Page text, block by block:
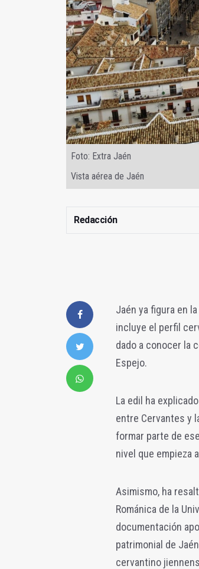
Foto: Extra Jaén
Vista aérea de Jaén
Redacción
Jaén ya figura en
incluye el perfil
dado a conocer la
Espejo.
La edil ha
entre Cervantes y
formar parte de
nivel que empieza
Asimismo, ha
Románica de la
documentación
patrimonial de
cervantino